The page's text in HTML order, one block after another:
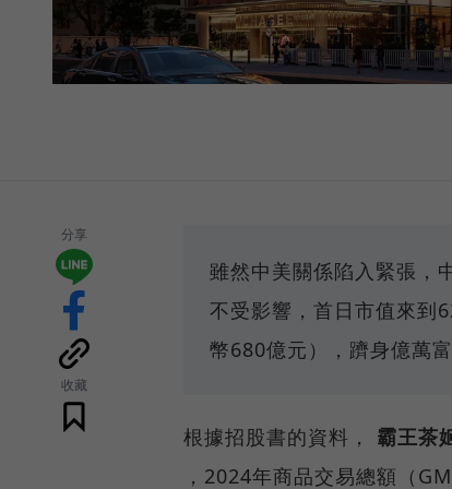
分享
收藏
雖然中美關係陷入緊張，
不受影響，首日市值來到
幣680億元），躋身億萬富
根據招股書的資料， 霸王茶
，2024年商品交易總額（